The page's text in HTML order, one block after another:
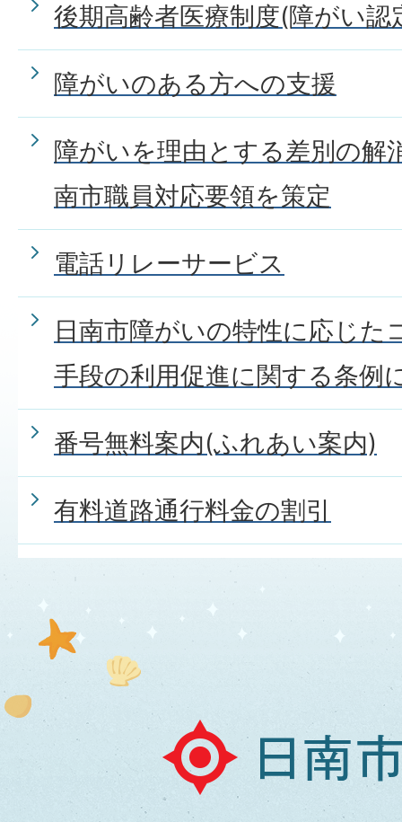
後期高齢者医療制度(障がい認
障がいのある方への支援
障がいを理由とする差別の解
南市職員対応要領を策定
電話リレーサービス
日南市障がいの特性に応じた
手段の利用促進に関する条例
番号無料案内(ふれあい案内)
有料道路通行料金の割引
日
南